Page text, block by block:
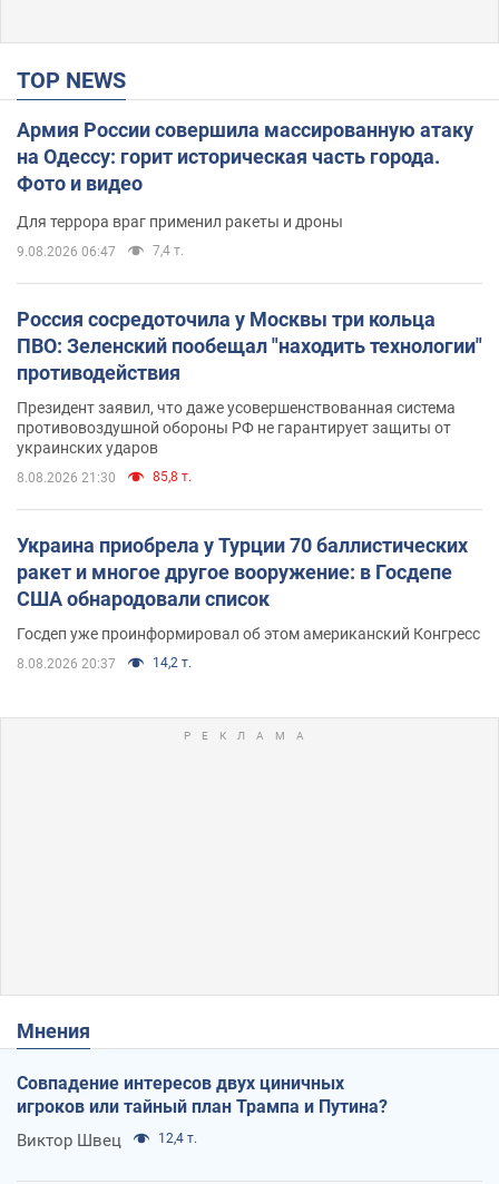
TOP NEWS
Армия России совершила массированную атаку
на Одессу: горит историческая часть города.
Фото и видео
Для террора враг применил ракеты и дроны
9.08.2026 06:47 7,4 т.
Россия сосредоточила у Москвы три кольца
ПВО: Зеленский пообещал "находить технологии"
противодействия
Президент заявил, что даже усовершенствованная система
противовоздушной обороны РФ не гарантирует защиты от
украинских ударов
8.08.2026 21:30 85,8 т.
Украина приобрела у Турции 70 баллистических
ракет и многое другое вооружение: в Госдепе
США обнародовали список
Госдеп уже проинформировал об этом американский Конгресс
8.08.2026 20:37 14,2 т.
Мнения
Совпадение интересов двух циничных
игроков или тайный план Трампа и Путина?
Виктор Швец 12,4 т.